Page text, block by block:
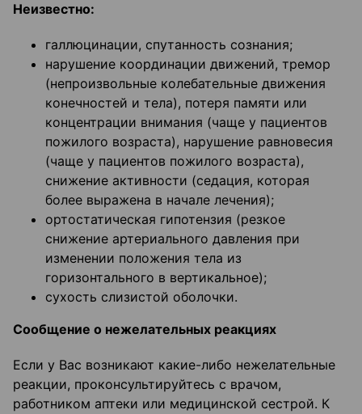
Неизвестно:
галлюцинации, спутанность сознания;
нарушение координации движений, тремор
(непроизвольные колебательные движения
конечностей и тела), потеря памяти или
концентрации внимания (чаще у пациентов
пожилого возраста), нарушение равновесия
(чаще у пациентов пожилого возраста),
снижение активности (седация, которая
более выражена в начале лечения);
ортостатическая гипотензия (резкое
снижение артериального давления при
изменении положения тела из
горизонтального в вертикальное);
сухость слизистой оболочки.
Сообщение о нежелательных реакциях
Если у Вас возникают какие-либо нежелательные
реакции, проконсультируйтесь с врачом,
работником аптеки или медицинской сестрой. К